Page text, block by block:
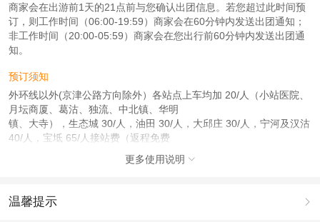
商家会在出游前1天的21点前与您确认出团信息。若您超过此时间预
订，则工作时间（06:00-19:59）商家会在60分钟内发送出团通知；
非工作时间（20:00-05:59）商家会在您出行前60分钟内发送出团通
知。
预订须知
外环线以外(京津公路方向除外）各站点上车均加 20/人（小站医院、
月坛商厦、葛沽、独流、中北镇、华明
镇、大寺），生态城 30/人，油田 30/人，大邱庄 30/人，宁河及汉沽
40/人，宝坻 65/人接站费（返程免费
送到各站点或提供较方便的公共交通工具）。双街、天穆、京津公路
报名时请务必及时提供客人身份。以便购票。
更多使用说明 
温馨提示 